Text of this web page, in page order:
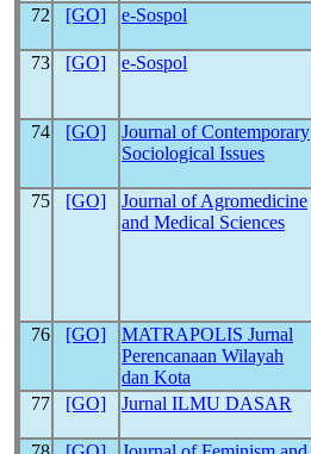
72
[GO] e-Sospol
73
[GO] e-Sospol
74
[GO]
Journal of Contemporary
Sociological Issues
75
[GO]
Journal of Agromedicine
and Medical Sciences
76 [GO]
MATRAPOLIS Jurnal
Perencanaan Wilayah
dan Kota
77
[GO] Jurnal ILMU DASAR